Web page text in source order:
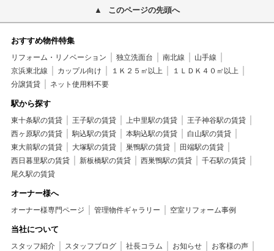
このページの先頭へ
おすすめ物件特集
リフォーム・リノベーション 独立洗面台 南北線
山手線
京浜東北線
カップル向け １Ｋ２５㎡以上
１ＬＤＫ４０㎡以上
分譲賃貸
ネット使用料不要
駅から探す
東十条駅の賃貸 王子駅の賃貸 上中里駅の賃貸
王子神谷駅の賃貸
西ヶ原駅の賃貸
駒込駅の賃貸 本駒込駅の賃貸
白山駅の賃貸
東大前駅の賃貸
大塚駅の賃貸 巣鴨駅の賃貸
田端駅の賃貸
西日暮里駅の賃貸
新板橋駅の賃貸 西巣鴨駅の賃貸
千石駅の賃貸
尾久駅の賃貸
オーナー様へ
オーナー様専門ページ 管理物件ギャラリー 空室リフォーム事例
当社について
スタッフ紹介 スタッフブログ 社長コラム お知らせ
お客様の声